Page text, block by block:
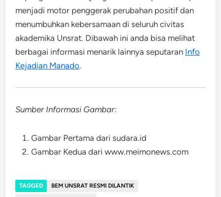
menjadi motor penggerak perubahan positif dan
menumbuhkan kebersamaan di seluruh civitas
akademika Unsrat. Dibawah ini anda bisa melihat
berbagai informasi menarik lainnya seputaran Info
Kejadian Manado.
Sumber Informasi Gambar:
Gambar Pertama dari sudara.id
Gambar Kedua dari www.meimonews.com
TAGGED
BEM UNSRAT RESMI DILANTIK